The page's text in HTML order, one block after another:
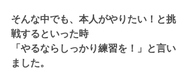
そんな中でも、本人がやりたい！と挑
戦するといった時
「やるならしっかり練習を！」と言い
ました。